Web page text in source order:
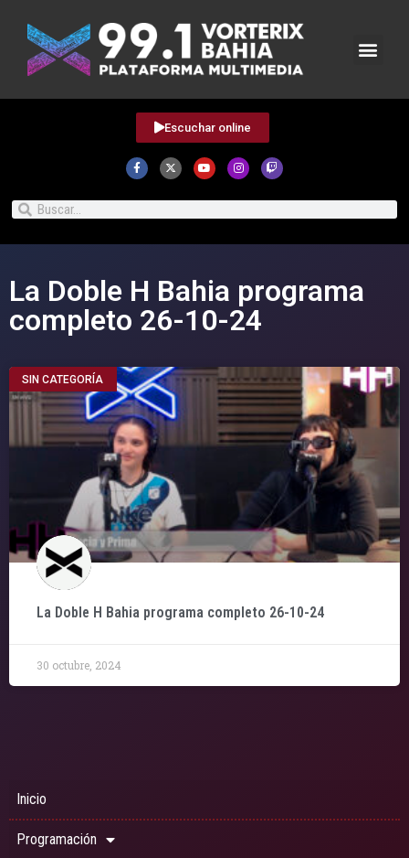
Escuchar online
La Doble H Bahia programa
completo 26-10-24
SIN CATEGORÍA
La Doble H Bahia programa completo 26-10-24
30 octubre, 2024
Inicio
Programación